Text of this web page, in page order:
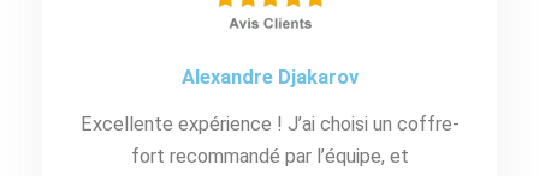
Alexandre Djakarov
Excellente expérience ! J’ai choisi un coffre-
fort recommandé par l’équipe, et